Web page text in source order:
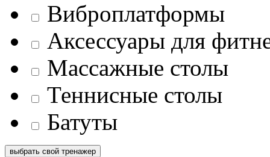
Виброплатформы
Аксессуары для
Массажные столы
Теннисные столы
Батуты